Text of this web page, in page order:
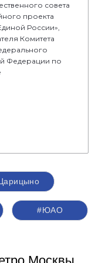
совета
проекта
России»,
Комитета
Федерации по
#ЮАО